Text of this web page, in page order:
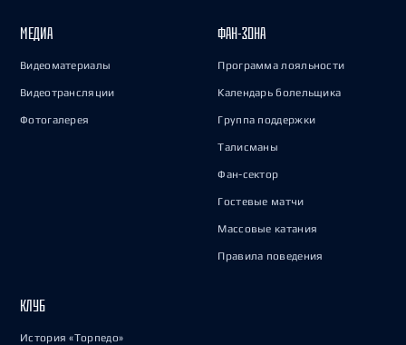
МЕДИА
Видеоматериалы
Видеотрансляции
Фотогалерея
ФАН-ЗОНА
Программа лояльности
Календарь болельщика
Группа поддержки
Талисманы
Фан-сектор
Гостевые матчи
Массовые катания
Правила поведения
КЛУБ
История «Торпедо»